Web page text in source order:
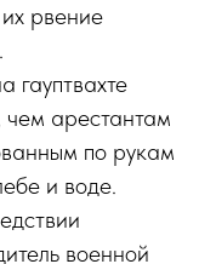
рвение
гауптвахте
чем арестантам
по рукам
и воде.
военной